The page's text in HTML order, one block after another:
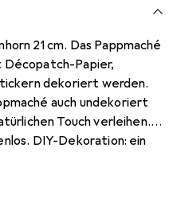
21 cm. Das Pappmaché
Décopatch-Papier,
dekoriert werden.
auch undekoriert
Touch verleihen.
DIY-Dekoration: ein
zum